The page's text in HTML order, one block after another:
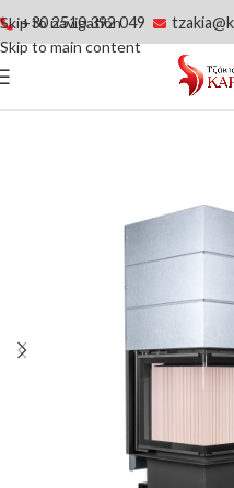
Skip to navigation
Skip to main content
+30 2510 392 049